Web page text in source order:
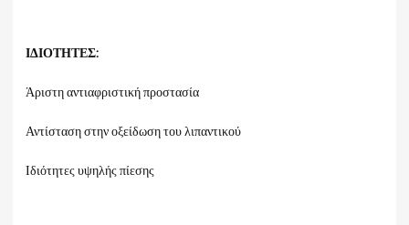
ΙΔΙΟΤΗΤΕΣ:
Άριστη αντιαφριστική προστασία
Αντίσταση στην οξείδωση του λιπαντικού
Ιδιότητες υψηλής πίεσης